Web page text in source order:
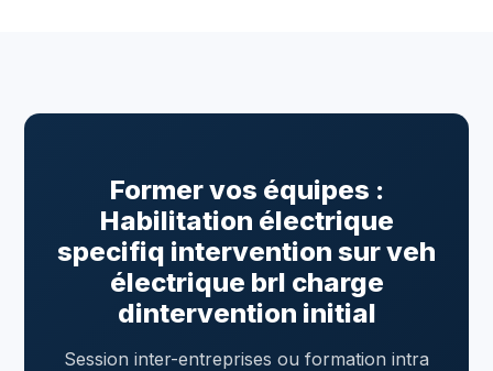
Former vos équipes :
Habilitation électrique
specifiq intervention sur veh
électrique brl charge
dintervention initial
Session inter-entreprises ou formation intra